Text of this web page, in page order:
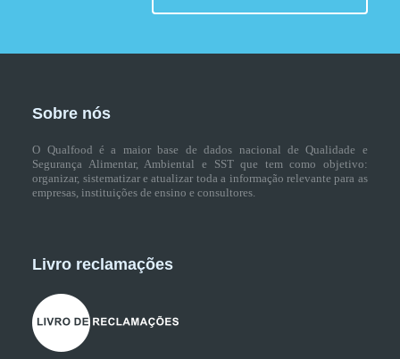
Sobre nós
O Qualfood é a maior base de dados nacional de Qualidade e
Segurança Alimentar, Ambiental e SST que tem como objetivo:
organizar, sistematizar e atualizar toda a informação relevante para as
empresas, instituições de ensino e consultores.
Livro reclamações